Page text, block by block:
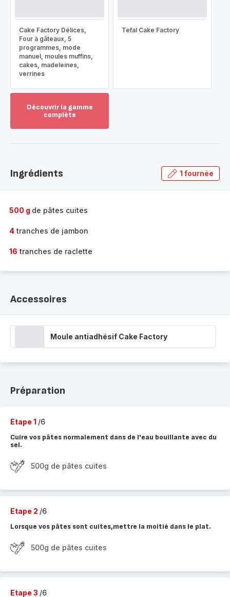
Cake Factory Délices,
Four à gâteaux, 5
programmes, mode
manuel, moules muffins,
cakes, madeleines,
verrines
Tefal Cake Factory
Découvrir la gamme
complète
gamme
Ingrédients 1 fournée
500 g de pâtes cuites
4 tranches de jambon
16 tranches de raclette
Accessoires
Moule antiadhésif Cake Factory
Préparation
Etape 1 /6
Cuire vos pâtes normalement dans de l'eau bouillante avec du
sel.
500g de pâtes cuites
Etape 2 /6
Lorsque vos pâtes sont cuites,mettre la moitié dans le plat.
500g de pâtes cuites
Etape 3 /6